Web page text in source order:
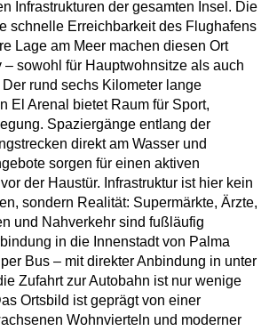
Infrastrukturen der gesamten Insel. Die
schnelle Erreichbarkeit des Flughafens
Lage am Meer machen diesen Ort
– sowohl für Hauptwohnsitze als auch
rund sechs Kilometer lange
El Arenal bietet Raum für Sport,
Spaziergänge entlang der
direkt am Wasser und
sorgen für einen aktiven
der Haustür. Infrastruktur ist hier kein
sondern Realität: Supermärkte, Ärzte,
und Nahverkehr sind fußläufig
in die Innenstadt von Palma
Bus – mit direkter Anbindung in unter
Zufahrt zur Autobahn ist nur wenige
Ortsbild ist geprägt von einer
Wohnvierteln und moderner